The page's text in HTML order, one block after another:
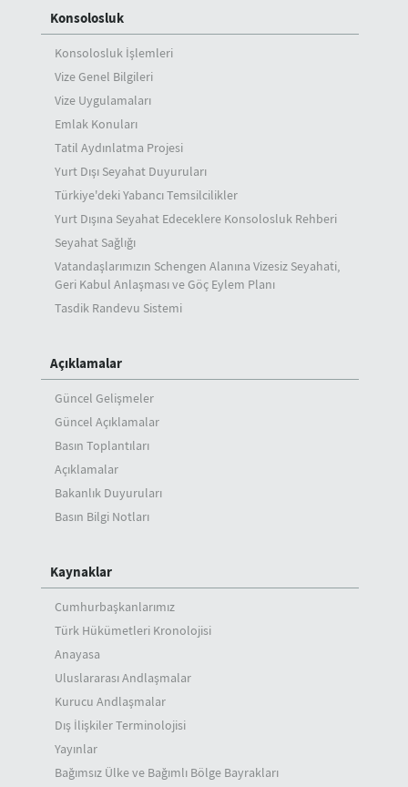
Konsolosluk
Konsolosluk İşlemleri
Vize Genel Bilgileri
Vize Uygulamaları
Emlak Konuları
Tatil Aydınlatma Projesi
Yurt Dışı Seyahat Duyuruları
Türkiye'deki Yabancı Temsilcilikler
Yurt Dışına Seyahat Edeceklere Konsolosluk Rehberi
Seyahat Sağlığı
Vatandaşlarımızın Schengen Alanına Vizesiz Seyahati,
Geri Kabul Anlaşması ve Göç Eylem Planı
Tasdik Randevu Sistemi
Açıklamalar
Güncel Gelişmeler
Güncel Açıklamalar
Basın Toplantıları
Açıklamalar
Bakanlık Duyuruları
Basın Bilgi Notları
Kaynaklar
Cumhurbaşkanlarımız
Türk Hükümetleri Kronolojisi
Anayasa
Uluslararası Andlaşmalar
Kurucu Andlaşmalar
Dış İlişkiler Terminolojisi
Yayınlar
Bağımsız Ülke ve Bağımlı Bölge Bayrakları